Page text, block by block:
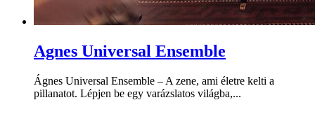
Agnes Universal Ensemble
Ágnes Universal Ensemble – A zene, ami életre kelti a
pillanatot. Lépjen be egy varázslatos világba,...